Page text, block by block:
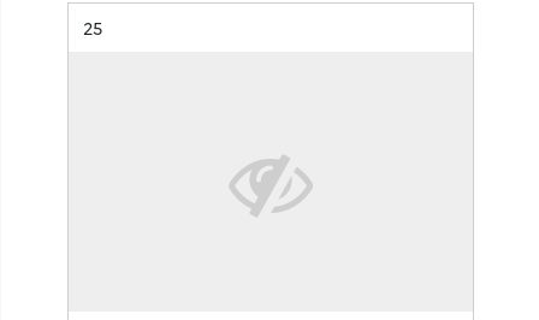
Résultat n°
25